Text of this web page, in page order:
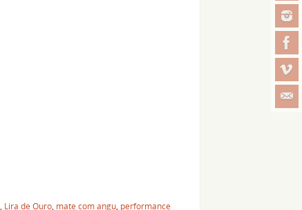
Lira de Ouro, mate com angu, performance